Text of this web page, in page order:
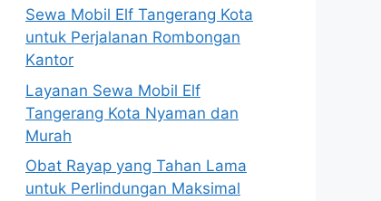
Sewa Mobil Elf Tangerang Kota
untuk Perjalanan Rombongan
Kantor
Layanan Sewa Mobil Elf
Tangerang Kota Nyaman dan
Murah
Obat Rayap yang Tahan Lama
untuk Perlindungan Maksimal